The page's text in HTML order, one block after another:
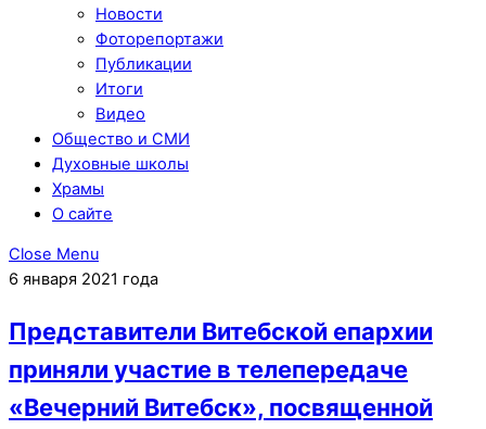
Новости
Фоторепортажи
Публикации
Итоги
Видео
Общество и СМИ
Духовные школы
Храмы
О сайте
Close Menu
6 января 2021 года
Представители Витебской епархии
приняли участие в телепередаче
«Вечерний Витебск», посвященной